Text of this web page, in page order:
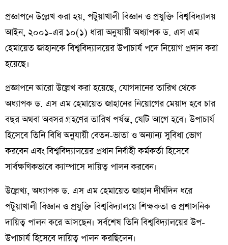
প্রজ্ঞাপনে উল্লেখ করা হয়, পটুয়াখালী বিজ্ঞান ও প্রযুক্তি বিশ্ববিদ্যালয়
আইন, ২০০১-এর ১০(১) ধারা অনুযায়ী অধ্যাপক ড. এস এম
হেমায়েত জাহানকে বিশ্ববিদ্যালয়ের উপাচার্য পদে নিয়োগ প্রদান করা
হয়েছে।
প্রজ্ঞাপনে আরো উল্লেখ করা হয়েছে, যোগদানের তারিখ থেকে
অধ্যাপক ড. এস এম হেমায়েত জাহানের নিয়োগের মেয়াদ হবে চার
বছর অথবা অবসর গ্রহণের তারিখ পর্যন্ত, যেটি আগে হবে। উপাচার্য
হিসেবে তিনি বিধি অনুযায়ী বেতন-ভাতা ও অন্যান্য সুবিধা ভোগ
করবেন এবং বিশ্ববিদ্যালয়ের প্রধান নির্বাহী কর্মকর্তা হিসেবে
সার্বক্ষণিকভাবে ক্যাম্পাসে দায়িত্ব পালন করবেন।
উল্লেখ্য, অধ্যাপক ড. এস এম হেমায়েত জাহান দীর্ঘদিন ধরে
পটুয়াখালী বিজ্ঞান ও প্রযুক্তি বিশ্ববিদ্যালয়ে শিক্ষকতা ও প্রশাসনিক
দায়িত্ব পালন করে আসছেন। সর্বশেষ তিনি বিশ্ববিদ্যালয়ের উপ-
উপাচার্য হিসেবে দায়িত্ব পালন করছিলেন।